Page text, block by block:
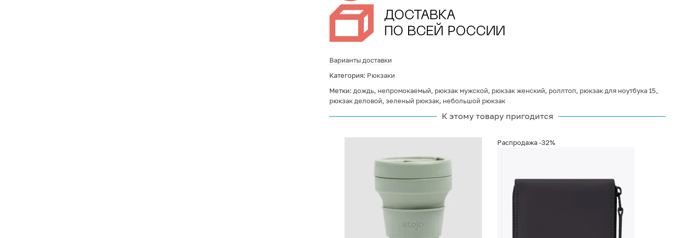
Варианты доставки
Категория: Рюкзаки
Метки: дождь, непромокаемый, рюкзак мужской, рюкзак женский, роллтоп, рюкзак для ноутбука 15,
рюкзак деловой, зеленый рюкзак, небольшой рюкзак
К этому товару пригодится
Распродажа -32%